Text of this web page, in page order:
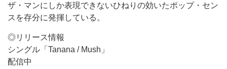
ザ・マンにしか表現できないひねりの効いたポップ・セン
スを存分に発揮している。
◎リリース情報
シングル「Tanana / Mush」
配信中